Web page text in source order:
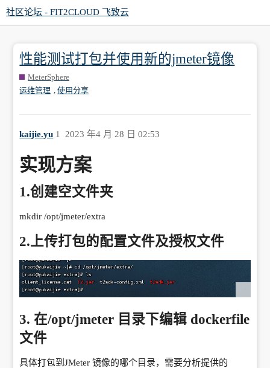
社区论坛 - FIT2CLOUD 飞致云
性能测试打包并使用新的jmeter镜像
MeterSphere
运维管理
使用分享
kaijie.yu 2023 年4 月 28 日 02:53
1
实现方案
1.创建空文件夹
mkdir /opt/jmeter/extra
2.上传打包的配置文件及授权文件
3. 在/opt/jmeter 目录下编辑 dockerfile
文件
具体打包到JMeter 镜像的哪个目录，需要分析提供的